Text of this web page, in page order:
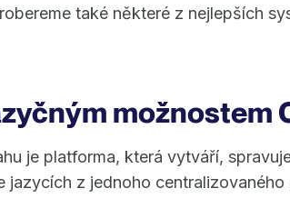
také některé z nejlepších
možnostem
je platforma, která vytváří,
z jednoho centralizovaného